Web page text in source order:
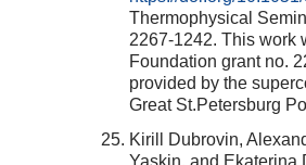
Thermophysical
2267-1242. This work
Foundation grant no.
provided by the
Great St.Petersburg
Kirill Dubrovin,
Yaskin, and Ekaterina